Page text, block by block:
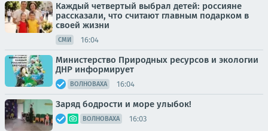
Каждый четвертый выбрал детей: россияне
рассказали, что считают главным подарком в
своей жизни
СМИ 16:04
Министерство Природных ресурсов и экологии
ДНР информирует
ВОЛНОВАХА 16:04
Заряд бодрости и море улыбок!
ВОЛНОВАХА 16:03